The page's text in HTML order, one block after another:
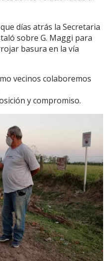
días atrás la Secretaria
sobre G. Maggi para
basura en la vía
vecinos colaboremos
y compromiso.